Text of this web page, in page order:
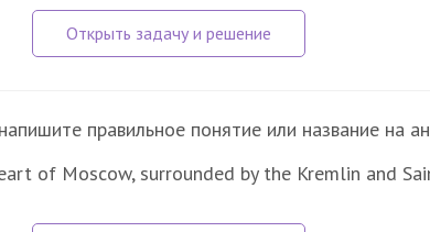
правильное понятие или название на
of Moscow, surrounded by the Kremlin and